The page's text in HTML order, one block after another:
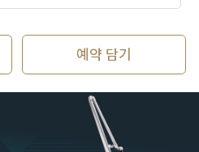
예약 담기